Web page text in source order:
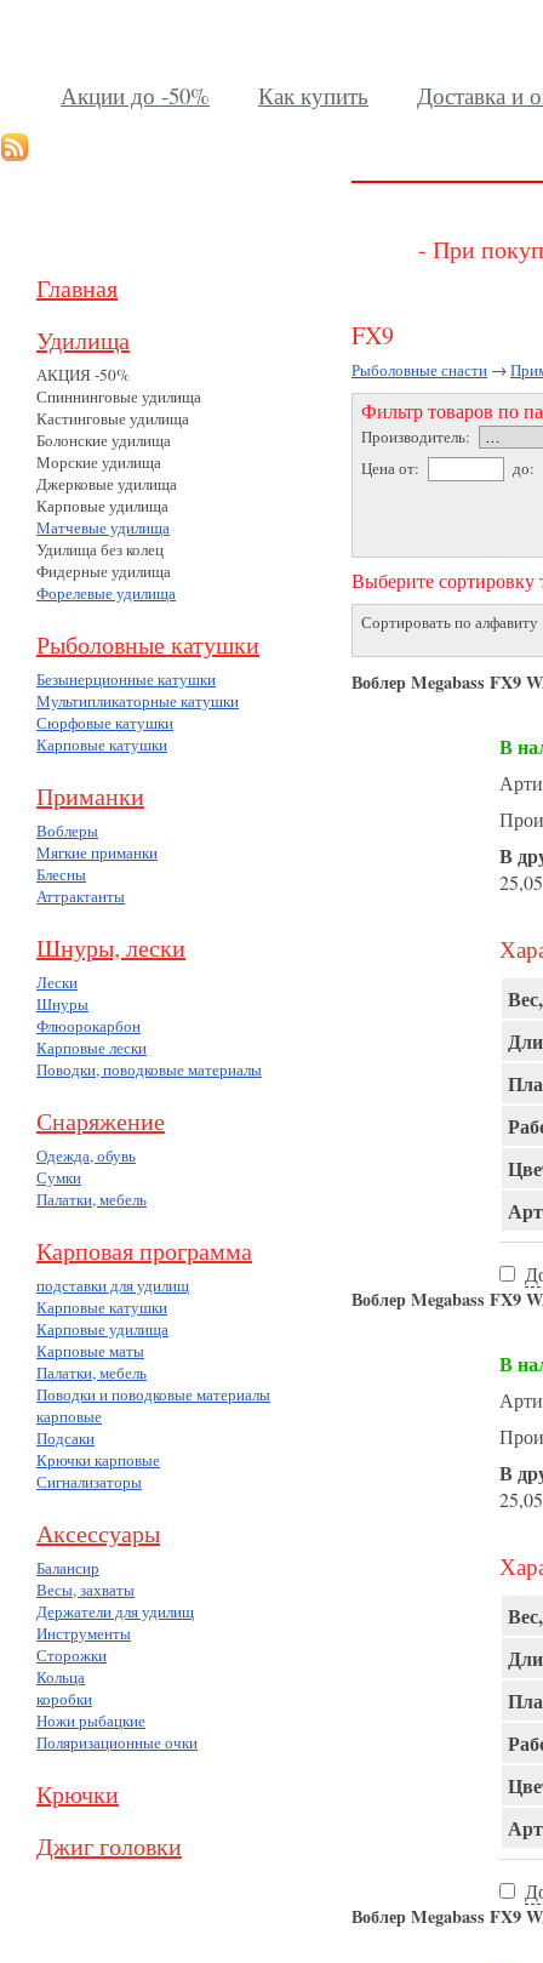
Акции до -50% Как купить Доставка и
Главная
Удилища
АКЦИЯ -50%
Спиннинговые удилища
Кастинговые удилища
Болонские удилища
Морские удилища
Джерковые удилища
Карповые удилища
Матчевые удилища
Удилища без колец
Фидерные удилища
Форелевые удилища
Рыболовные катушки
Безынерционные катушки
Мультипликаторные катушки
Сюрфовые катушки
Карповые катушки
Приманки
Воблеры
Мягкие приманки
Блесны
Аттрактанты
Шнуры, лески
Лески
Шнуры
Флюорокарбон
Карповые лески
Поводки, поводковые материалы
Снаряжение
Одежда, обувь
Сумки
Палатки, мебель
Карповая программа
подставки для удилищ
Карповые катушки
Карповые удилища
Карповые маты
Палатки, мебель
Поводки и поводковые материалы
карповые
Подсаки
Крючки карповые
Сигнализаторы
Аксессуары
Балансир
Весы, захваты
Держатели для удилищ
Инструменты
Сторожки
Кольца
коробки
Ножи рыбацкие
Поляризационные очки
Крючки
Джиг головки
- При
FX9
Рыболовные снасти →
Фильтр товаров по
Производитель:
Цена от:
до:
Выберите сортировку
Сортировать по алфавиту
Воблер Megabass FX9
В
В
Воблер Megabass FX9
В
В
Воблер Megabass FX9